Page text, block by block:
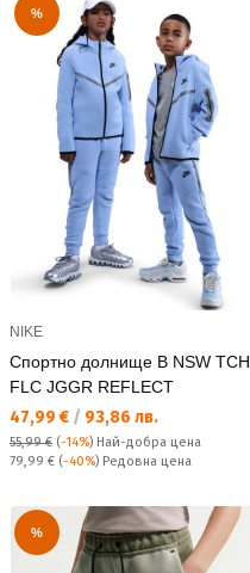
%
NIKE
Спортно долнище B NSW TCH
FLC JGGR REFLECT
Текуща цена:
47,99 € / 93,86 лв.
55,99 € (-14%) Най-добра цена
Редовна цена:
79,99 € (-40%) Редовна цена
%